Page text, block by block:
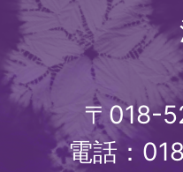
〒018-
電話：